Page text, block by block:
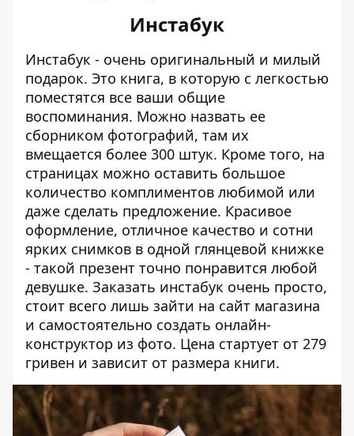
Инстабук
Инстабук - очень оригинальный и милый
подарок. Это книга, в которую с легкостью
поместятся все ваши общие
воспоминания. Можно назвать ее
сборником фотографий, там их
вмещается более 300 штук. Кроме того, на
страницах можно оставить большое
количество комплиментов любимой или
даже сделать предложение. Красивое
оформление, отличное качество и сотни
ярких снимков в одной глянцевой книжке
- такой презент точно понравится любой
девушке. Заказать инстабук очень просто,
стоит всего лишь зайти на сайт магазина
и самостоятельно создать онлайн-
конструктор из фото. Цена стартует от 279
гривен и зависит от размера книги.